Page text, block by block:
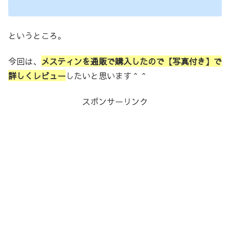
というところ。
今回は、 メスティンを通販で購入したので【写真付き】で
詳しくレビューしたいと思います＾＾
スポンサーリンク